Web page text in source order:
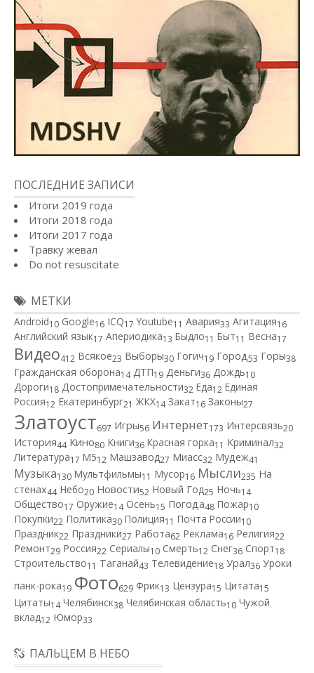
ПОСЛЕДНИЕ ЗАПИСИ
Итоги 2019 года
Итоги 2018 года
Итоги 2017 года
Травку жевал
Do not resuscitate
МЕТКИ
Android10 Google16 ICQ17 Youtube11 Авария33 Агитация16
Английский язык17 Апериодика13 Быдло11 Быт11 Весна17
Видео412 Всякое23 Выборы30 Гогич19 Город53 Горы38
Гражданская оборона14 ДТП19 Деньги36 Дождь10
Дороги18 Достопримечательности32 Еда12 Единая
Россия12 Екатеринбург21 ЖКХ14 Закат16 Законы27
Златоуст697 Игры56 Интернет173 Интерсвязь20
История44 Кино80 Книги36 Красная горка11 Криминал32
Литература17 М512 Машзавод27 Миасс32 Мудеж41
Музыка130 Мультфильмы11 Мусор16 Мысли235 На
стенах44 Небо20 Новости52 Новый Год25 Ночь14
Общество17 Оружие14 Осень15 Погода48 Пожар10
Покупки22 Политика30 Полиция11 Почта России10
Праздник22 Праздники27 Работа62 Реклама16 Религия22
Ремонт29 Россия22 Сериалы10 Смерть12 Снег36 Спорт18
Строительство11 Таганай43 Телевидение18 Урал36 Уроки
панк-рока19 Фото629 Фрик13 Цензура15 Цитата15
Цитаты14 Челябинск38 Челябинская область10 Чужой
вклад12 Юмор33
ПАЛЬЦЕМ В НЕБО